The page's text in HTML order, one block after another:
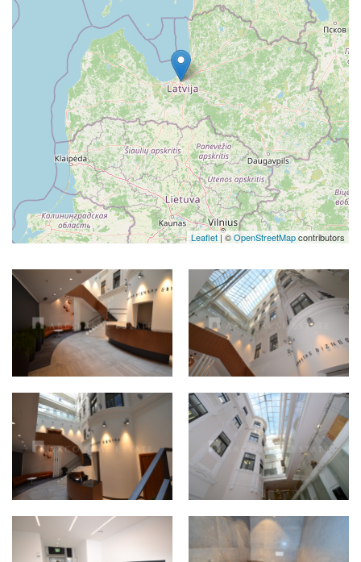
Leaflet| ©OpenStreetMapcontributors